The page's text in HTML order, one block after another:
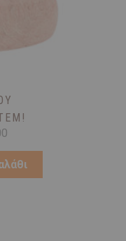
Η
τιμή
είναι: